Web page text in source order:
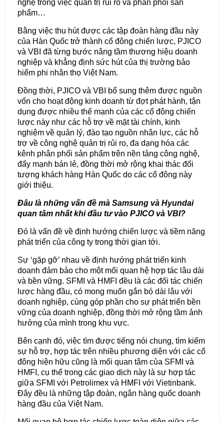
nghệ trong việc quản trị rủi ro và phân phối sản
phẩm…
Bằng việc thu hút được các tập đoàn hàng đầu này
của Hàn Quốc trở thành cổ đông chiến lược, PJICO
và VBI đã từng bước nâng tầm thương hiệu doanh
nghiệp và khẳng định sức hút của thị trường bảo
hiểm phi nhân thọ Việt Nam.
Đồng thời, PJICO và VBI bổ sung thêm được nguồn
vốn cho hoạt động kinh doanh từ đợt phát hành, tận
dụng được nhiều thế mạnh của các cổ đông chiến
lược này như các hỗ trợ về mặt tài chính, kinh
nghiệm về quản lý, đào tạo nguồn nhân lực, các hỗ
trợ về công nghệ quản trị rủi ro, đa dạng hóa các
kênh phân phối sản phẩm trên nền tảng công nghệ,
đẩy mạnh bán lẻ, đồng thời mở rộng khai thác đối
tượng khách hàng Hàn Quốc do các cổ đông này
giới thiệu.
Đâu là những vấn đề mà Samsung và Hyundai
quan tâm nhất khi đầu tư vào PJICO và VBI?
Đó là vấn đề về định hướng chiến lược và tiềm năng
phát triển của công ty trong thời gian tới.
Sự ‘gặp gỡ’ nhau về định hướng phát triển kinh
doanh đảm bảo cho một mối quan hệ hợp tác lâu dài
và bền vững. SFMI và HMFI đều là các đối tác chiến
lược hàng đầu, có mong muốn gắn bó dài lâu với
doanh nghiệp, cùng góp phần cho sự phát triển bền
vững của doanh nghiệp, đồng thời mở rộng tầm ảnh
hưởng của mình trong khu vực.
Bên cạnh đó, việc tìm được tiếng nói chung, tìm kiếm
sự hỗ trợ, hợp tác trên nhiều phương diện với các cổ
đông hiện hữu cũng là mối quan tâm của SFMI và
HMFI, cụ thể trong các giao dịch này là sự hợp tác
giữa SFMI với Petrolimex và HMFI với Vietinbank.
Đây đều là những tập đoàn, ngân hàng quốc doanh
hàng đầu của Việt Nam.